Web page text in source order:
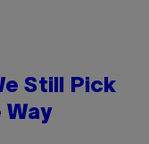
Still Pick
Way